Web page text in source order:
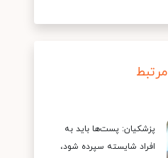
مرتبط
پزشکیان: پست‌ها باید به
افراد شایسته سپرده شود،